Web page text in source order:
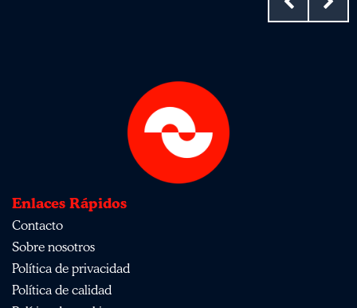
Enlaces Rápidos
Contacto
Sobre nosotros
Política de privacidad
Política de calidad